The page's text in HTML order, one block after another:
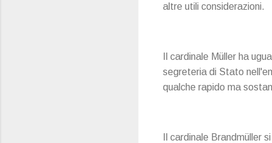
altre utili considerazioni.
Il cardinale Müller ha
segreteria di Stato
qualche rapido ma
Il cardinale Brandmüller